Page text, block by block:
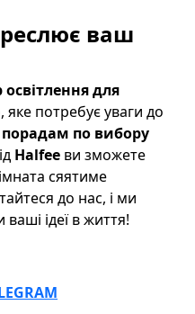
ваш
освітлення для
яке потребує уваги до
порадам по вибору
Halfee ви зможете
сяятиме
до нас, і ми
ідеї в життя!